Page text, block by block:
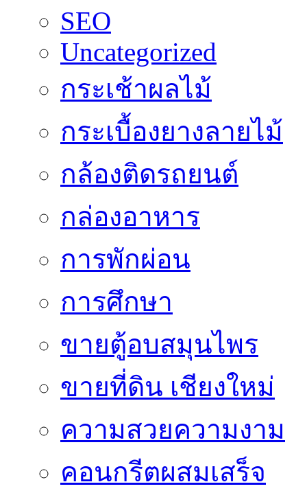
SEO
Uncategorized
กระเช้าผลไม้
กระเบื้องยางลายไม้
กล้องติดรถยนต์
กล่องอาหาร
การพักผ่อน
การศึกษา
ขายตู้อบสมุนไพร
ขายที่ดิน เชียงใหม่
ความสวยความงาม
คอนกรีตผสมเสร็จ